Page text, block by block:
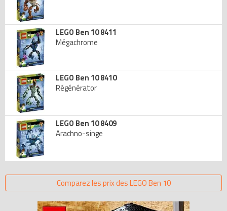
LEGO Ben 10 8411
Mégachrome
LEGO Ben 10 8410
Régénérator
LEGO Ben 10 8409
Arachno-singe
Comparez les prix des LEGO Ben 10